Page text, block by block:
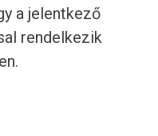
a jelentkező
rendelkezik